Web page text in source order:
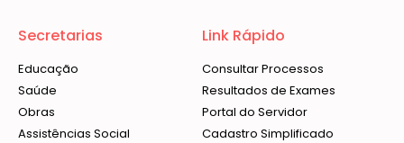
Secretarias
Educação
Saúde
Obras
Assistências Social
Link Rápido
Consultar Processos
Resultados de Exames
Portal do Servidor
Cadastro Simplificado